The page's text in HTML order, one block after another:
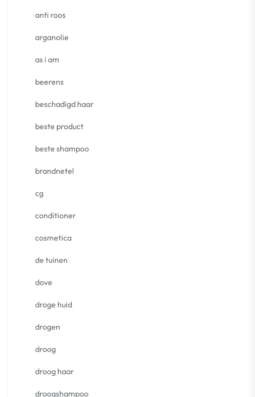
anti roos
arganolie
as i am
beerens
beschadigd haar
beste product
beste shampoo
brandnetel
cg
conditioner
cosmetica
de tuinen
dove
droge huid
drogen
droog
droog haar
droogshampoo